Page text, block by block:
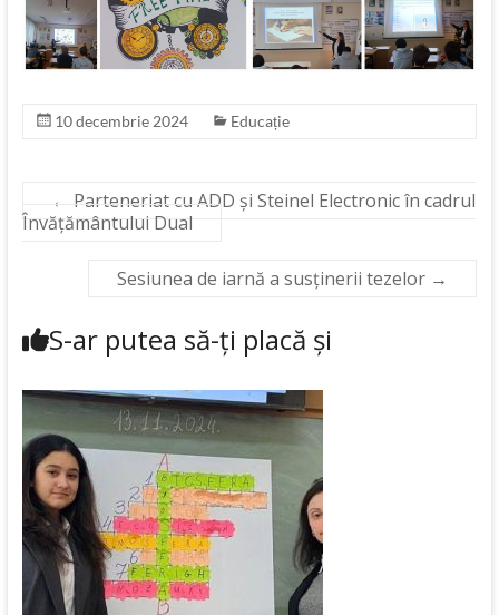
10 decembrie 2024 Educație
←
Parteneriat cu ADD și Steinel Electronic în cadrul
Învățământului Dual
Sesiunea de iarnă a susținerii tezelor →
S-ar putea să-ți placă și